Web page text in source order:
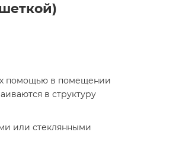
помощью в помещении
в структуру
или стеклянными